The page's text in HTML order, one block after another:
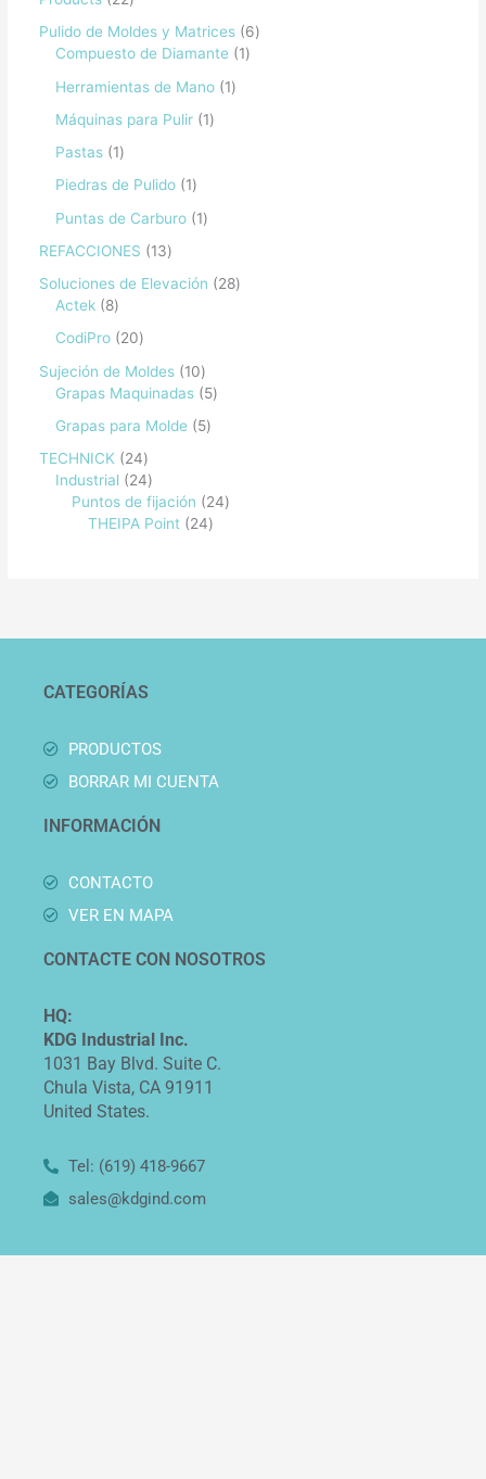
Pulido de Moldes y Matrices
6
Compuesto de Diamante
1
Herramientas de Mano
1
Máquinas para Pulir
1
Pastas
1
Piedras de Pulido
1
Puntas de Carburo
1
REFACCIONES
13
Soluciones de Elevación
28
Actek
8
CodiPro
20
Sujeción de Moldes
10
Grapas Maquinadas
5
Grapas para Molde
5
TECHNICK
24
Industrial
24
Puntos de fijación
24
THEIPA Point
24
CATEGORÍAS
PRODUCTOS
BORRAR MI CUENTA
INFORMACIÓN
CONTACTO
VER EN MAPA
CONTACTE CON NOSOTROS
HQ:
KDG Industrial Inc.
1031 Bay Blvd. Suite C.
Chula Vista, CA 91911
United States.
Tel: (619) 418-9667
sales@kdgind.com